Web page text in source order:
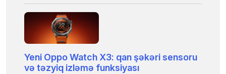
Yeni Oppo Watch X3: qan şəkəri sensoru
və təzyiq izləmə funksiyası